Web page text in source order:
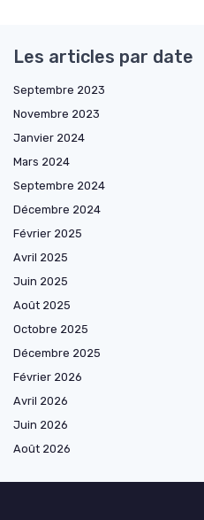
Les articles par date
Septembre 2023
Novembre 2023
Janvier 2024
Mars 2024
Septembre 2024
Décembre 2024
Février 2025
Avril 2025
Juin 2025
Août 2025
Octobre 2025
Décembre 2025
Février 2026
Avril 2026
Juin 2026
Août 2026